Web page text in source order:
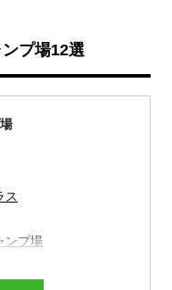
プ場12選
ス
ンプ場